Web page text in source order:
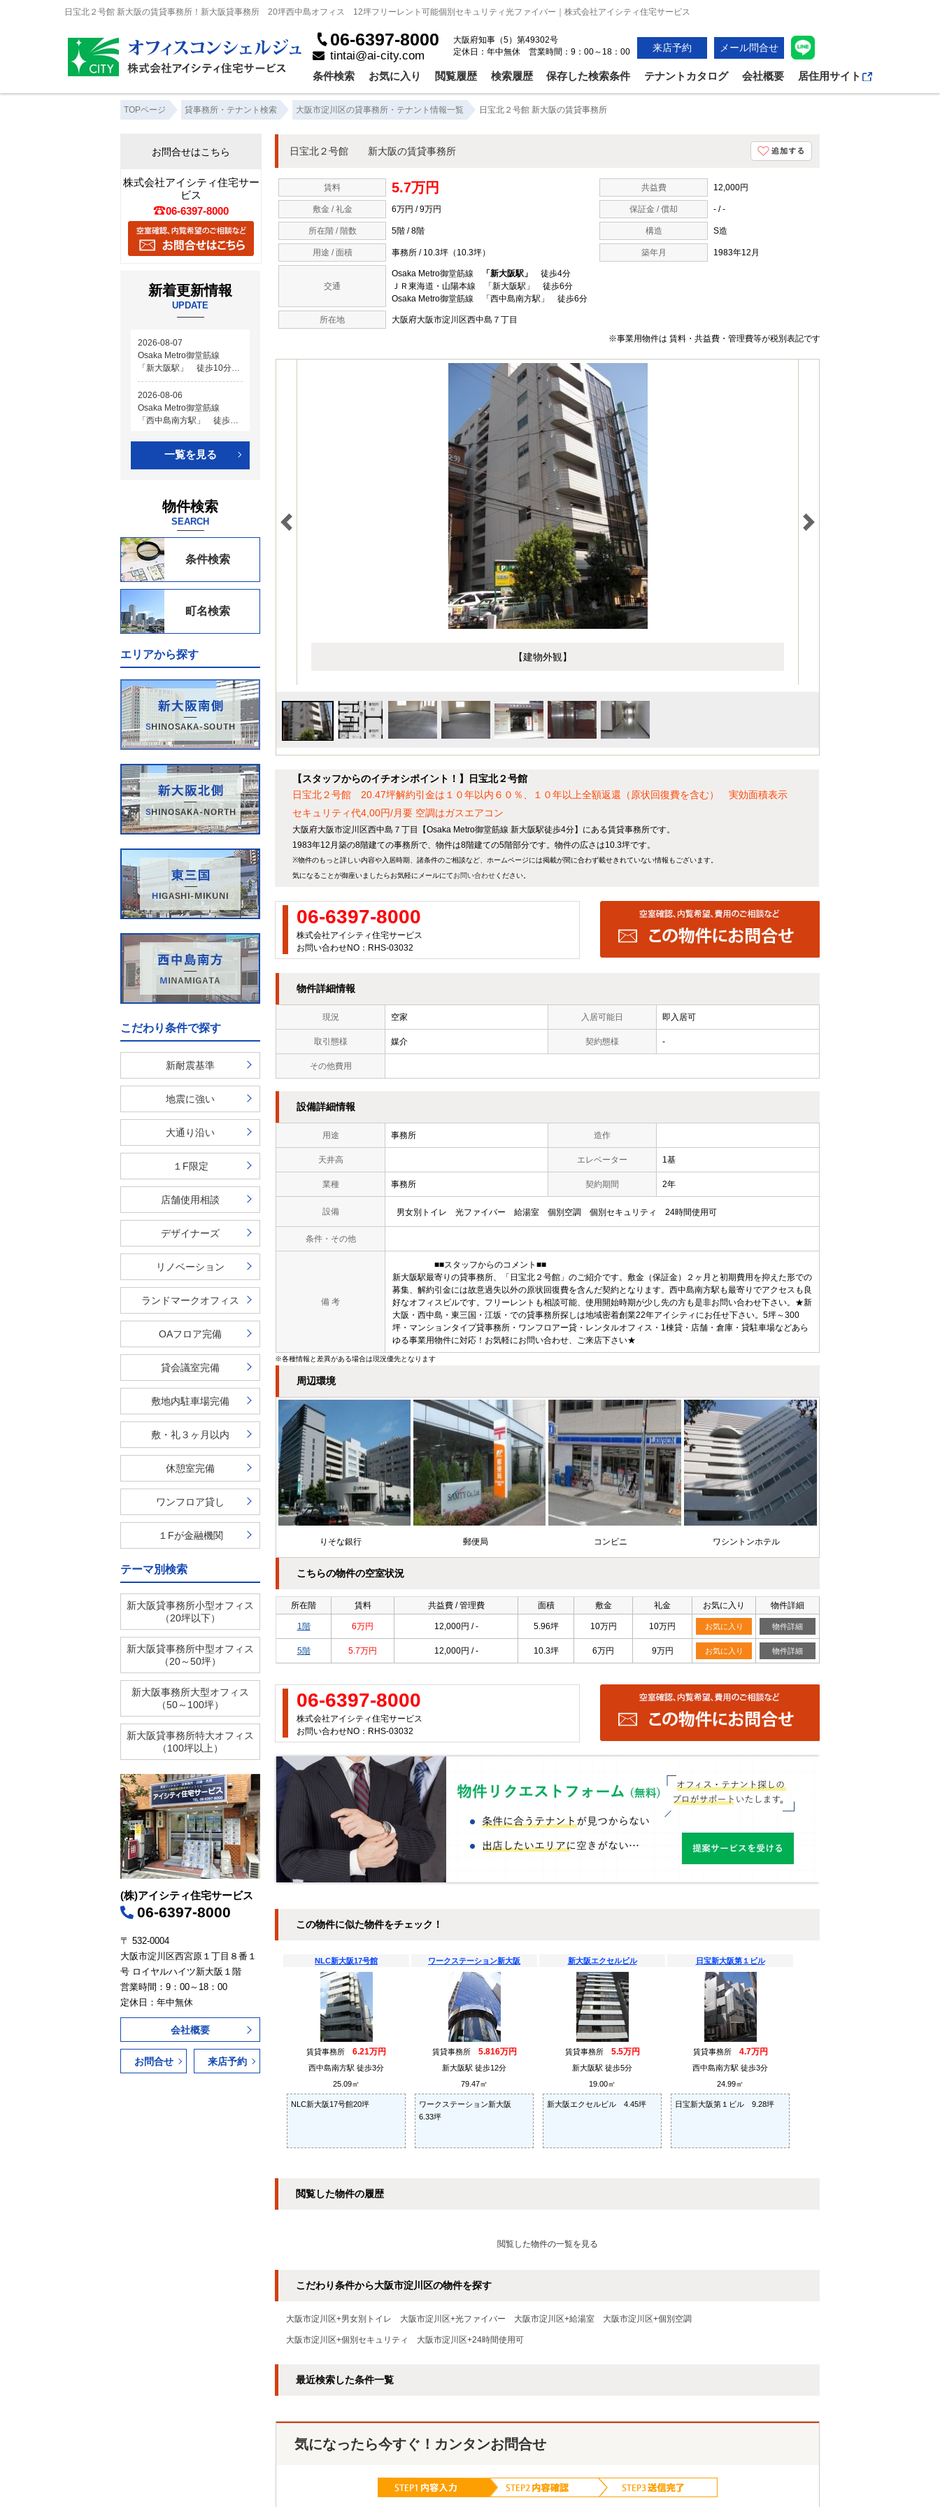
日宝北２号館 新大阪の賃貸事務所！新大阪貸事務所 20坪西中島オフィス 12坪フリーレント可能個別セキュリティ光ファイバー｜株式会社アイシティ住宅サービス
06-6397-8000
tintai@ai-city.com
大阪府知事（5）第49302号
定休日：年中無休 営業時間：9：00～18：00
来店予約 メール問合せ
条件検索 お気に入り 閲覧履歴 検索履歴 保存した検索条件 テナントカタログ 会社概要 居住用サイト
TOPページ 貸事務所・テナント検索 大阪市淀川区の貸事務所・テナント情報一覧 日宝北２号館 新大阪の賃貸事務所
日宝北２号館 新大阪の賃貸事務所
賃料 5.7万円 共益費 12,000円
敷金 / 礼金 6万円 / 9万円 保証金 / 償却 - / -
所在階 / 階数 5階 / 8階 構造 S造
用途 / 面積 事務所 / 10.3坪（10.3坪） 築年月 1983年12月
交通
Osaka Metro御堂筋線 「新大阪駅」
徒歩4分
ＪＲ東海道・山陽本線 「新大阪駅」 徒歩6分
Osaka Metro御堂筋線 「西中島南方駅」 徒歩6分
所在地
大阪府大阪市淀川区西中島７丁目
※事業用物件は 賃料・共益費・管理費等が税別表記です
【建物外観】
【スタッフからのイチオシポイント！】日宝北２号館
日宝北２号館 20.47坪解約引金は１０年以内６０％、１０年以上全額返還（原状回復費を含む） 実効面積表示
セキュリティ代4,00円/月要 空調はガスエアコン
大阪府大阪市淀川区西中島７丁目【Osaka Metro御堂筋線 新大阪駅徒歩4分】にある賃貸事務所です。
1983年12月築の8階建ての事務所で、物件は8階建ての5階部分です。物件の広さは10.3坪です。
※物件のもっと詳しい内容や入居時期、諸条件のご相談など、ホームページには掲載が間に合わず載せきれていない情報もございます。
気になることが御座いましたらお気軽にメールにてお問い合わせください。
06-6397-8000
株式会社アイシティ住宅サービス
お問い合わせNO：RHS-03032
物件詳細情報
現況 空家 入居可能日 即入居可
取引態様 媒介 契約態様 -
その他費用
設備詳細情報
用途 事務所 造作
天井高 エレベーター 1基
業種 事務所 契約期間 2年
設備 男女別トイレ 光ファイバー 給湯室 個別空調 個別セキュリティ 24時間使用可
条件・その他
備 考
■■スタッフからのコメント■■
新大阪駅最寄りの貸事務所、「日宝北２号館」のご紹介です。敷金（保証金）２ヶ月と初期費用を抑えた形での
募集、解約引金には故意過失以外の原状回復費を含んだ契約となります。西中島南方駅も最寄りでアクセスも良
好なオフィスビルです。フリーレントも相談可能、使用開始時期が少し先の方も是非お問い合わせ下さい。★新
大阪・西中島・東三国・江坂・での貸事務所探しは地域密着創業22年アイシティにお任せ下さい。5坪～300
坪・マンションタイプ貸事務所・ワンフロアー貸・レンタルオフィス・1棟貸・店舗・倉庫・貸駐車場などあら
ゆる事業用物件に対応！お気軽にお問い合わせ、ご来店下さい★
※各種情報と差異がある場合は現況優先となります
周辺環境
りそな銀行 郵便局 コンビニ ワシントンホテル
こちらの物件の空室状況
所在階 賃料 共益費 / 管理費 面積 敷金 礼金 お気に入り 物件詳細
1階 6万円 12,000円 / - 5.96坪 10万円 10万円 お気に入り 物件詳細
5階 5.7万円 12,000円 / - 10.3坪 6万円 9万円 お気に入り 物件詳細
06-6397-8000
株式会社アイシティ住宅サービス
お問い合わせNO：RHS-03032
この物件に似た物件をチェック！
NLC新大阪17号館
賃貸事務所 6.21万円
西中島南方駅 徒歩3分
25.09㎡
NLC新大阪17号館20坪
ワークステーション新大阪
賃貸事務所 5.816万円
新大阪駅 徒歩12分
79.47㎡
ワークステーション新大阪
6.33坪
新大阪エクセルビル
賃貸事務所 5.5万円
新大阪駅 徒歩5分
19.00㎡
新大阪エクセルビル 4.45坪
日宝新大阪第１ビル
賃貸事務所 4.7万円
西中島南方駅 徒歩3分
24.99㎡
日宝新大阪第１ビル 9.28坪
閲覧した物件の履歴
閲覧した物件の一覧を見る
こだわり条件から大阪市淀川区の物件を探す
大阪市淀川区+男女別トイレ 大阪市淀川区+光ファイバー 大阪市淀川区+給湯室 大阪市淀川区+個別空調
大阪市淀川区+個別セキュリティ 大阪市淀川区+24時間使用可
最近検索した条件一覧
気になったら今すぐ！カンタンお問合せ
お問合せはこちら
株式会社アイシティ住宅サー
ビス
06-6397-8000
新着更新情報
UPDATE
一覧を見る
物件検索
SEARCH
条件検索
町名検索
エリアから探す
こだわり条件で探す
新耐震基準
地震に強い
大通り沿い
１F限定
店舗使用相談
デザイナーズ
リノベーション
ランドマークオフィス
OAフロア完備
貸会議室完備
敷地内駐車場完備
敷・礼３ヶ月以内
休憩室完備
ワンフロア貸し
１Fが金融機関
テーマ別検索
新大阪貸事務所小型オフィス
（20坪以下）
新大阪貸事務所中型オフィス
（20～50坪）
新大阪事務所大型オフィス
（50～100坪）
新大阪貸事務所特大オフィス
（100坪以上）
(株)アイシティ住宅サービス
06-6397-8000
〒 532-0004
大阪市淀川区西宮原１丁目８番１
号 ロイヤルハイツ新大阪１階
営業時間：9：00～18：00
定休日：年中無休
会社概要
お問合せ 来店予約